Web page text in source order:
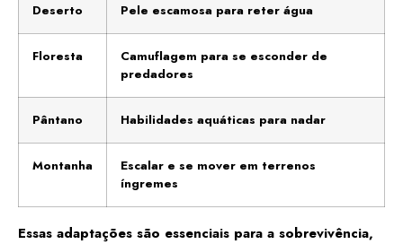
Deserto Pele escamosa para reter água
Floresta
Camuflagem para se esconder de
predadores
Pântano Habilidades aquáticas para nadar
Montanha
Escalar e se mover em terrenos
íngremes
Essas adaptações são essenciais para a sobrevivência,